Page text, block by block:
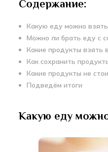
Содержание:
Какую еду можно
Можно ли брать еду с
Какие продукты взять
Как сохранить
Какие продукты не
Подведём итоги
Какую еду